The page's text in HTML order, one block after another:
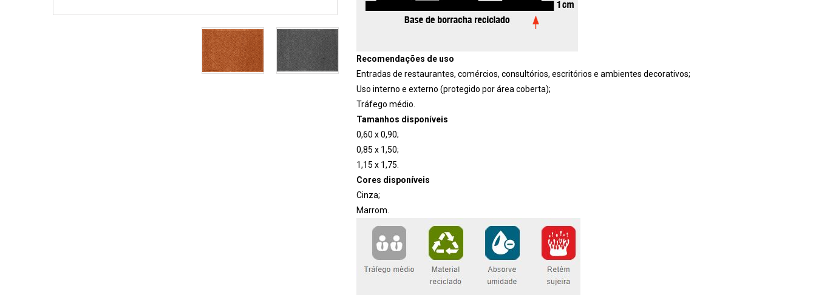
Recomendações de uso
Entradas de restaurantes, comércios, consultórios, escritórios e ambientes decorativos;
Uso interno e externo (protegido por área coberta);
Tráfego médio.
Tamanhos disponíveis
0,60 x 0,90;
0,85 x 1,50;
1,15 x 1,75.
Cores disponíveis
Cinza;
Marrom.